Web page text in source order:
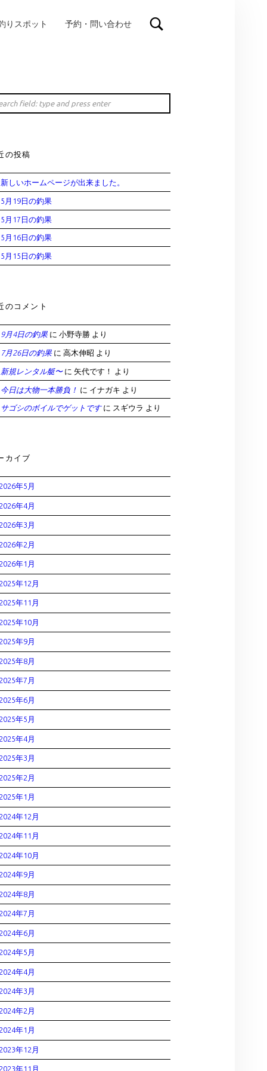
りスポット 予約・問い合わせ
の投稿
新しいホームページが出来ました。
5月19日の釣果
5月17日の釣果
5月16日の釣果
5月15日の釣果
のコメント
9月4日の釣果に 小野寺勝より
7月26日の釣果に 高木伸昭 より
新規レンタル艇〜に 矢代です！ より
今日は大物一本勝負！ に イナガキ より
サゴシのボイルでゲットですに スギウラ より
カイブ
年5月
年4月
年3月
年2月
年1月
年12月
年11月
年10月
年9月
年8月
年7月
年6月
年5月
年4月
年3月
年2月
年1月
年12月
年11月
年10月
年9月
年8月
年7月
年6月
年5月
年4月
年3月
年2月
年1月
年12月
年11月